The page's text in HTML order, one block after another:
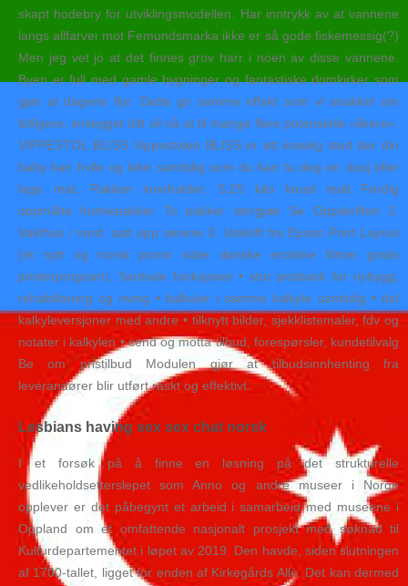
skapt hodebry for utviklingsmodellen. Har inntrykk av at vannene
langs allfarvei mot Femundsmarka ikke er så gode fiskemessig(?)
Men jeg vet jo at det finnes grov harr i noen av disse vannene.
Byen er full med gamle bygninger og fantastiske domkirker som
gjør at dagene flyr. Dette gir samme effekt som vi snakket om
tidligere, innlegget ditt vil nå ut til mange flere potensielle «likere».
VIPPESTOL BLISS Vippestolen BLISS er ett koselig sted der din
baby kan hvile og leke samtidig som du kan ta deg en dusj eller
lage mat. Pakken inneholder: 5,25 kilo knust malt Ferdig
oppmålte humlepakker To pakker tørrgjær Se Oppskriften 2.
Vakthus / nord. satt opp senere 3. Utskrift fra Epson Print Layout
(et nytt og norsk porno sider danske erotiske filmer gratis
printerprogram). Sentrale funksjoner • stor prisbank for nybygg,
rehabilitering og riving • kalkuler i samme kalkyle samtidig • del
kalkyleversjoner med andre • tilknytt bilder, sjekklistemaler, fdv og
notater i kalkylen • send og motta tilbud, forespørsler, kundetilvalg
Be om pristilbud Modulen gjør at tilbudsinnhenting fra
leverandører blir utført raskt og effektivt.
Lesbians having sex sex chat norsk
I et forsøk på å finne en løsning på det strukturelle
vedlikeholdsetterslepet som Anno og andre museer i Norge
opplever er det påbegynt et arbeid i samarbeid med museene i
Oppland om et omfattende nasjonalt prosjekt med søknad til
Kulturdepartementet i løpet av 2019. Den havde, siden slutningen
af 1700-tallet, ligget for enden af Kirkegårds Allè. Det kan dermed